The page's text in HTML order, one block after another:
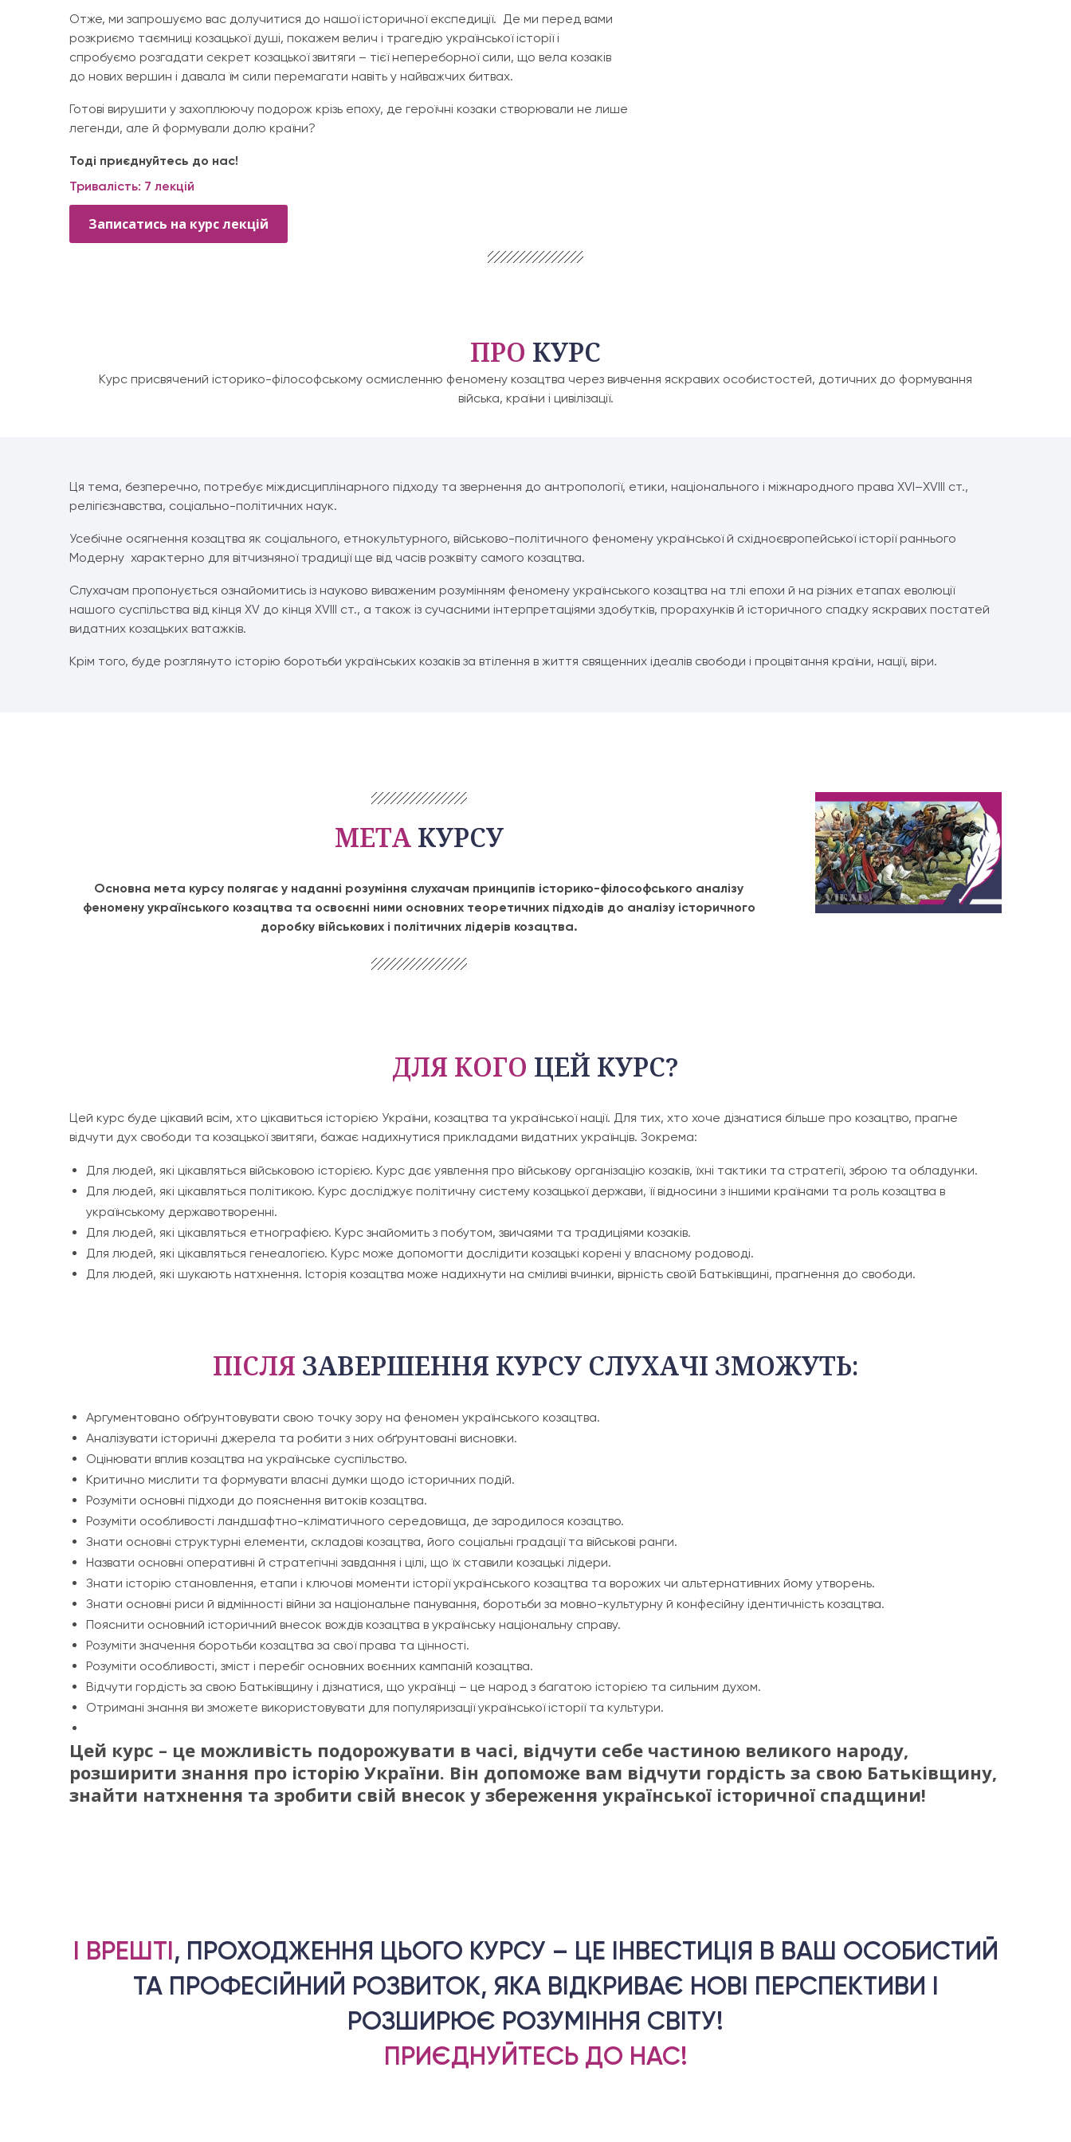
Отже, ми запрошуємо вас долучитися до нашої історичної експедиції. Де ми перед вами
розкриємо таємниці козацької душі, покажем велич і трагедію української історії і
спробуємо розгадати секрет козацької звитяги – тієї непереборної сили, що вела козаків
до нових вершин і давала їм сили перемагати навіть у найважчих битвах.
Готові вирушити у захоплюючу подорож крізь епоху, де героїчні козаки створювали не лише
легенди, але й формували долю країни?
Тоді приєднуйтесь до нас!
Тривалість: 7 лекцій
Записатись на курс лекцій
ПРО КУРС
Курс присвячений історико-філософському осмисленню феномену козацтва через вивчення яскравих особистостей, дотичних до формування
війська, країни і цивілізації.
Ця тема, безперечно, потребує міждисциплінарного підходу та звернення до антропології, етики, національного і міжнародного права XVI–XVIII ст.,
релігієзнавства, соціально-політичних наук.
Усебічне осягнення козацтва як соціального, етнокультурного, військово-політичного феномену української й східноєвропейської історії раннього
Модерну характерно для вітчизняної традиції ще від часів розквіту самого козацтва.
Слухачам пропонується ознайомитись із науково виваженим розумінням феномену українського козацтва на тлі епохи й на різних етапах еволюції
нашого суспільства від кінця XV до кінця XVIII ст., а також із сучасними інтерпретаціями здобутків, прорахунків й історичного спадку яскравих постатей
видатних козацьких ватажків.
Крім того, буде розглянуто історію боротьби українських козаків за втілення в життя священних ідеалів свободи і процвітання країни, нації, віри.
МЕТАКУРСУ
Основна мета курсу полягає у наданні розуміння слухачам принципів історико-філософського аналізу
феномену українського козацтва та освоєнні ними основних теоретичних підходів до аналізу історичного
доробку військових і політичних лідерів козацтва.
ДЛЯ КОГО ЦЕЙ КУРС?
Цей курс буде цікавий всім, хто цікавиться історією України, козацтва та української нації. Для тих, хто хоче дізнатися більше про козацтво, прагне
відчути дух свободи та козацької звитяги, бажає надихнутися прикладами видатних українців. Зокрема:
Для людей, які цікавляться військовою історією. Курс дає уявлення про військову організацію козаків, їхні тактики та стратегії, зброю та обладунки.
Для людей, які цікавляться політикою. Курс досліджує політичну систему козацької держави, її відносини з іншими країнами та роль козацтва в
українському державотворенні.
Для людей, які цікавляться етнографією. Курс знайомить з побутом, звичаями та традиціями козаків.
Для людей, які цікавляться генеалогією. Курс може допомогти дослідити козацькі корені у власному родоводі.
Для людей, які шукають натхнення. Історія козацтва може надихнути на сміливі вчинки, вірність своїй Батьківщині, прагнення до свободи.
ПІСЛЯ ЗАВЕРШЕННЯ КУРСУ СЛУХАЧІ ЗМОЖУТЬ:
Аргументовано обґрунтовувати свою точку зору на феномен українського козацтва.
Аналізувати історичні джерела та робити з них обґрунтовані висновки.
Оцінювати вплив козацтва на українське суспільство.
Критично мислити та формувати власні думки щодо історичних подій.
Розуміти основні підходи до пояснення витоків козацтва.
Розуміти особливості ландшафтно-кліматичного середовища, де зародилося козацтво.
Знати основні структурні елементи, складові козацтва, його соціальні градації та військові ранги.
Назвати основні оперативні й стратегічні завдання і цілі, що їх ставили козацькі лідери.
Знати історію становлення, етапи і ключові моменти історії українського козацтва та ворожих чи альтернативних йому утворень.
Знати основні риси й відмінності війни за національне панування, боротьби за мовно-культурну й конфесійну ідентичність козацтва.
Пояснити основний історичний внесок вождів козацтва в українську національну справу.
Розуміти значення боротьби козацтва за свої права та цінності.
Розуміти особливості, зміст і перебіг основних воєнних кампаній козацтва.
Відчути гордість за свою Батьківщину і дізнатися, що українці – це народ з багатою історією та сильним духом.
Отримані знання ви зможете використовувати для популяризації української історії та культури.
Цей курс – це можливість подорожувати в часі, відчути себе частиною великого народу,
розширити знання про історію України. Він допоможе вам відчути гордість за свою Батьківщину,
знайти натхнення та зробити свій внесок у збереження української історичної спадщини!
І ВРЕШТІ, ПРОХОДЖЕННЯ ЦЬОГО КУРСУ – ЦЕ ІНВЕСТИЦІЯ В ВАШ ОСОБИСТИЙ
ТА ПРОФЕСІЙНИЙ РОЗВИТОК, ЯКА ВІДКРИВАЄ НОВІ ПЕРСПЕКТИВИ І
РОЗШИРЮЄ РОЗУМІННЯ СВІТУ!
ПРИЄДНУЙТЕСЬ ДО НАС!